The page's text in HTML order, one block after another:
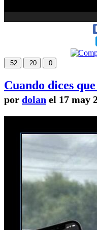
52 20 0
Cuando dices
por dolan el 17 may